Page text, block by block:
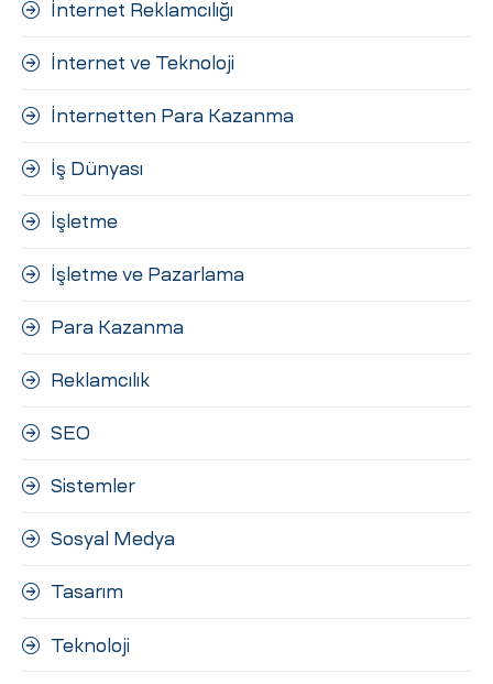
İnternet Reklamcılığı
İnternet ve Teknoloji
İnternetten Para Kazanma
İş Dünyası
İşletme
İşletme ve Pazarlama
Para Kazanma
Reklamcılık
SEO
Sistemler
Sosyal Medya
Tasarım
Teknoloji